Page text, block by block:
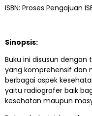
ISBN: Proses Pengajuan
Sinopsis:
Buku ini disusun
yang komprehensif dan
berbagai aspek
yaitu radiografer baik
kesehatan maupun